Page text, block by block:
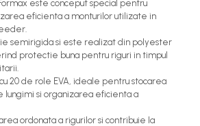
este conceput special pentru
eficienta a monturilor utilizate in
semirigida si este realizat din polyester
protectie buna pentru riguri in timpul
20 de role EVA, ideale pentru stocarea
si organizarea eficienta a
ordonata a rigurilor si contribuie la